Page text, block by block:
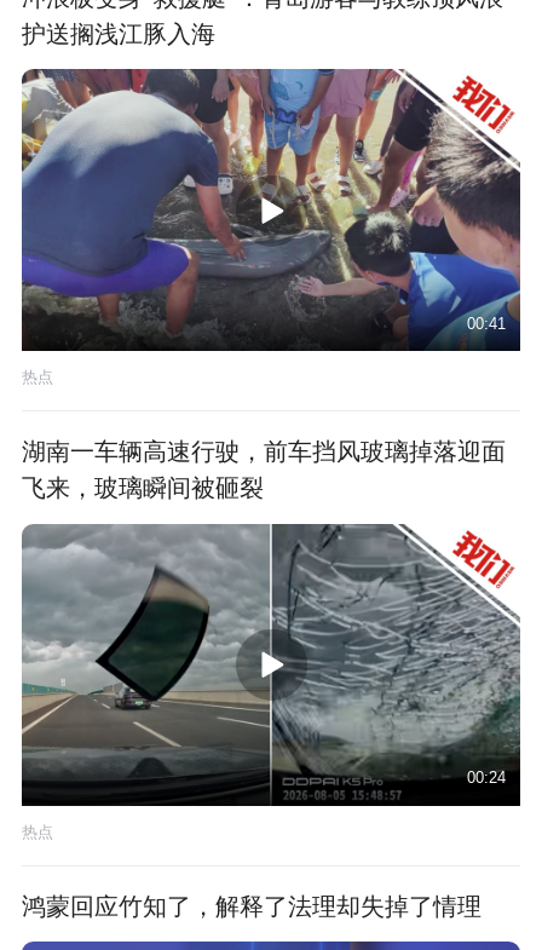
护送搁浅江豚入海
00:41
热点
湖南一车辆高速行驶，前车挡风玻璃掉落迎面
飞来，玻璃瞬间被砸裂
00:24
热点
鸿蒙回应竹知了，解释了法理却失掉了情理